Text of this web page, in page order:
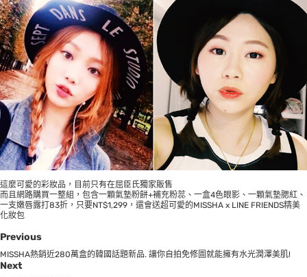
這麼可愛的彩妝品，目前只有在屈臣氏獨家販售
而且網路購買一整組，包含一顆氣墊粉餅+補充粉蕊、一盒4色眼影、一顆氣墊腮紅、
一支嫩唇露打83折，只要NT$1,299，還會送超可愛的MISSHA x LINE FRIENDS精美
化妝包
Previous
MISSHA熱銷近280萬盒的韓國話題新品. 讓你自拍免修圖就能擁有水光潤澤美肌!
Next